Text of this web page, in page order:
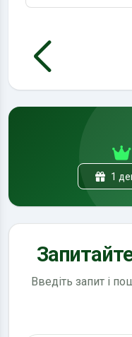
1
Введіть запит і